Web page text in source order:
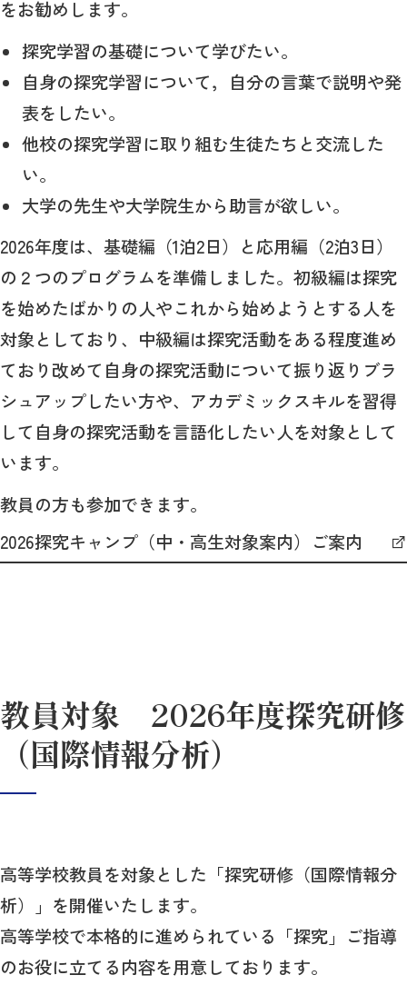
をお勧めします。
探究学習の基礎について学びたい。
自身の探究学習について，自分の言葉で説明や発
表をしたい。
他校の探究学習に取り組む生徒たちと交流した
い。
大学の先生や大学院生から助言が欲しい。
2026年度は、基礎編（1泊2日）と応用編（2泊3日）
の２つのプログラムを準備しました。初級編は探究
を始めたばかりの人やこれから始めようとする人を
対象としており、中級編は探究活動をある程度進め
ており改めて自身の探究活動について振り返りブラ
シュアップしたい方や、アカデミックスキルを習得
して自身の探究活動を言語化したい人を対象として
います。
教員の方も参加できます。
2026探究キャンプ（中・高生対象案内）ご案内
教員対象 2026年度探究研修
（国際情報分析）
高等学校教員を対象とした「探究研修（国際情報分
析）」を開催いたします。
高等学校で本格的に進められている「探究」ご指導
のお役に立てる内容を用意しております。